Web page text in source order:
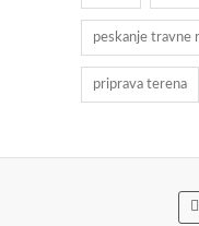
peskanje travne
priprava terena